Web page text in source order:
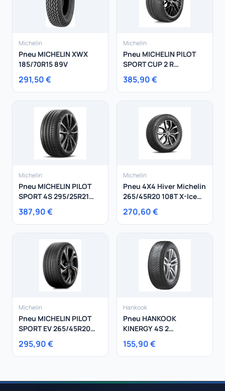
Michelin
Pneu MICHELIN XWX
185/70R15 89V
291,50 €
Michelin
Pneu MICHELIN PILOT
SPORT CUP 2 R
255/35R20 97Y
385,90 €
Michelin
Pneu MICHELIN PILOT
SPORT 4S 295/25R21
96Y
387,90 €
Michelin
Pneu 4X4 Hiver Michelin
265/45R20 108T X-Ice
Snow SUV XL
270,60 €
Michelin
Pneu MICHELIN PILOT
SPORT EV 265/45R20
108W
295,90 €
Hankook
Pneu HANKOOK
KINERGY 4S 2
245/40R19 98Y
155,90 €